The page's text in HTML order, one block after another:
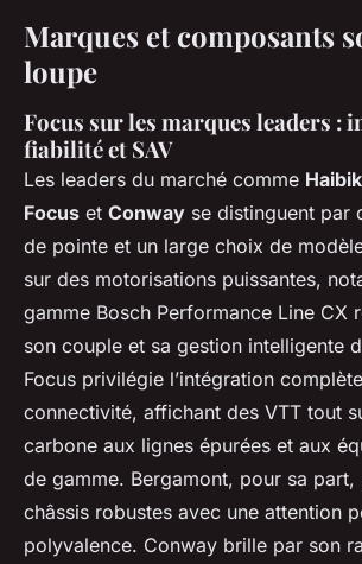
Marques et composants
loupe
Focus sur les marques leaders :
fiabilité et SAV
Les leaders du marché comme
Focus et Conway se distinguent par
de pointe et un large choix de
sur des motorisations puissantes,
gamme Bosch Performance Line CX
son couple et sa gestion intelligente
Focus privilégie l’intégration
connectivité, affichant des VTT tout
carbone aux lignes épurées et aux
de gamme. Bergamont, pour sa
châssis robustes avec une attention
polyvalence. Conway brille par son